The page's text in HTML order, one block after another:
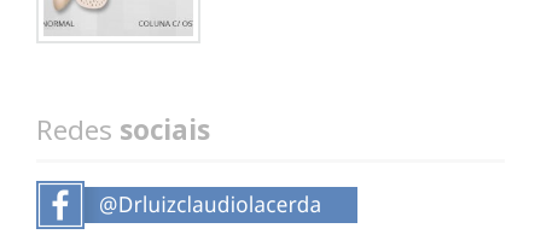
Redes sociais